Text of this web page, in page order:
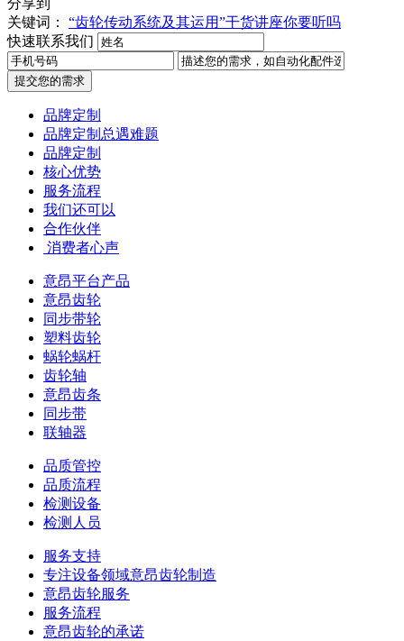
关键词：
“齿轮传动系统及其运用”干货讲座你要听吗
快速联系我们
提交您的需求
品牌定制
品牌定制总遇难题
品牌定制
核心优势
服务流程
我们还可以
合作伙伴
​ 消费者心声
意昂平台产品
意昂齿轮
同步带轮
塑料齿轮
蜗轮蜗杆
齿轮轴
意昂齿条
同步带
联轴器
品质管控
品质流程
检测设备
检测人员
服务支持
专注设备领域意昂齿轮制造
意昂齿轮服务
服务流程
意昂齿轮的承诺